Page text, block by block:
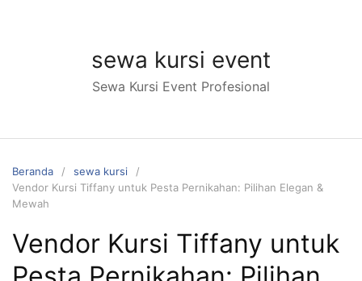
sewa kursi event
Sewa Kursi Event Profesional
Beranda
sewa kursi
Vendor Kursi Tiffany untuk Pesta Pernikahan: Pilihan Elegan &
Mewah
Vendor Kursi Tiffany untuk